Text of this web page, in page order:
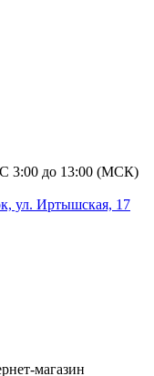
С 3:00 до 13:00 (МСК)
ул. Иртышская, 17
магазин